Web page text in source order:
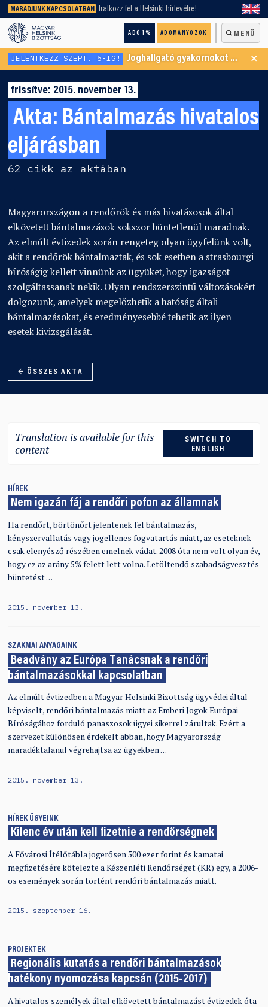
MARADJUNK KAPCSOLATBAN Iratkozz fel a Helsinki hírlevélre!
ADÓ 1% ADOMÁNYOZOK MENÜ
keresőnket!
JELENTKEZZ SZEPT. 6-IG! Joghallgató gyakornokot keresünk Menekültügyi Programunkba ×
frissítve: 2015. november 13.
Akta: Bántalmazás hivatalos
eljárásban
62 cikk az aktában
Magyarországon a rendőrök és más hivatásosok által
elkövetett bántalmazások sokszor büntetlenül maradnak.
Az elmúlt évtizedek során rengeteg olyan ügyfelünk volt,
akit a rendőrök bántalmaztak, és sok esetben a strasbourgi
bíróságig kellett vinnünk az ügyüket, hogy igazságot
szolgáltassanak nekik. Olyan rendszerszintű változásokért
dolgozunk, amelyek megelőzhetik a hatóság általi
bántalmazásokat, és eredményesebbé tehetik az ilyen
esetek kivizsgálását.
← ÖSSZES AKTA
Translation is available for this
content
SWITCH TO
ENGLISH
HÍREK
Nem igazán fáj a rendőri pofon az államnak
Ha rendőrt, börtönőrt jelentenek fel bántalmazás,
kényszervallatás vagy jogellenes fogvatartás miatt, az eseteknek
csak elenyésző részében emelnek vádat. 2008 óta nem volt olyan év,
hogy ez az arány 5% felett lett volna. Letöltendő szabadságvesztés
büntetést …
2015. november 13.
SZAKMAI ANYAGAINK
Beadvány az Európa Tanácsnak a rendőri
bántalmazásokkal kapcsolatban
Az elmúlt évtizedben a Magyar Helsinki Bizottság ügyvédei által
képviselt, rendőri bántalmazás miatt az Emberi Jogok Európai
Bíróságához forduló panaszosok ügyei sikerrel zárultak. Ezért a
szervezet különösen érdekelt abban, hogy Magyarország
maradéktalanul végrehajtsa az ügyekben …
2015. november 13.
HÍREK ÜGYEINK
Kilenc év után kell fizetnie a rendőrségnek
A Fővárosi Ítélőtábla jogerősen 500 ezer forint és kamatai
megfizetésére kötelezte a Készenléti Rendőrséget (KR) egy, a 2006-
os események során történt rendőri bántalmazás miatt.
2015. szeptember 16.
PROJEKTEK
Regionális kutatás a rendőri bántalmazások
hatékony nyomozása kapcsán (2015-2017)
A hivatalos személyek által elkövetett bántalmazást évtizedek óta